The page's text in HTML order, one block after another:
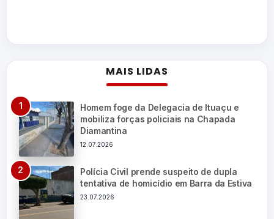
MAIS LIDAS
Homem foge da Delegacia de Ituaçu e
mobiliza forças policiais na Chapada
Diamantina
12.07.2026
Polícia Civil prende suspeito de dupla
tentativa de homicídio em Barra da Estiva
23.07.2026